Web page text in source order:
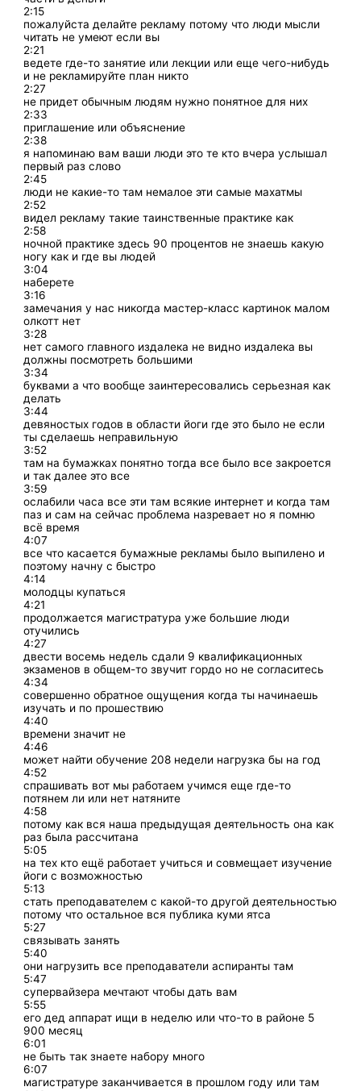
2:15
пожалуйста делайте рекламу потому что люди мысли
читать не умеют если вы
2:21
ведете где-то занятие или лекции или еще чего-нибудь
и не рекламируйте план никто
2:27
не придет обычным людям нужно понятное для них
2:33
приглашение или объяснение
2:38
я напоминаю вам ваши люди это те кто вчера услышал
первый раз слово
2:45
люди не какие-то там немалое эти самые махатмы
2:52
видел рекламу такие таинственные практике как
2:58
ночной практике здесь 90 процентов не знаешь какую
ногу как и где вы людей
3:04
наберете
3:16
замечания у нас никогда мастер-класс картинок малом
олкотт нет
3:28
нет самого главного издалека не видно издалека вы
должны посмотреть большими
3:34
буквами а что вообще заинтересовались серьезная как
делать
3:44
девяностых годов в области йоги где это было не если
ты сделаешь неправильную
3:52
там на бумажках понятно тогда все было все закроется
и так далее это все
3:59
ослабили часа все эти там всякие интернет и когда там
паз и сам на сейчас проблема назревает но я помню
всё время
4:07
все что касается бумажные рекламы было выпилено и
поэтому начну с быстро
4:14
молодцы купаться
4:21
продолжается магистратура уже большие люди
отучились
4:27
двести восемь недель сдали 9 квалификационных
экзаменов в общем-то звучит гордо но не согласитесь
4:34
совершенно обратное ощущения когда ты начинаешь
изучать и по прошествию
4:40
времени значит не
4:46
может найти обучение 208 недели нагрузка бы на год
4:52
спрашивать вот мы работаем учимся еще где-то
потянем ли или нет натяните
4:58
потому как вся наша предыдущая деятельность она как
раз была рассчитана
5:05
на тех кто ещё работает учиться и совмещает изучение
йоги с возможностью
5:13
стать преподавателем с какой-то другой деятельностью
потому что остальное вся публика куми ятса
5:27
связывать занять
5:40
они нагрузить все преподаватели аспиранты там
5:47
супервайзера мечтают чтобы дать вам
5:55
его дед аппарат ищи в неделю или что-то в районе 5
900 месяц
6:01
не быть так знаете набору много
6:07
магистратуре заканчивается в прошлом году или там